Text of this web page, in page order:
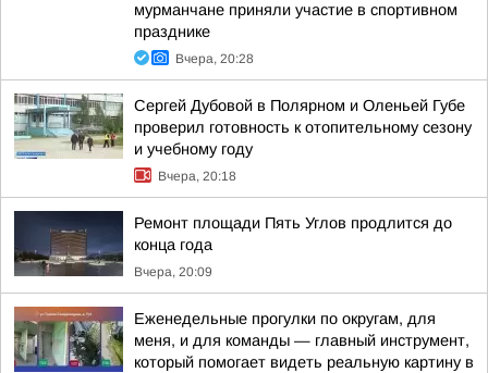
мурманчане приняли участие в спортивном
празднике
Вчера, 20:28
Сергей Дубовой в Полярном и Оленьей Губе
проверил готовность к отопительному сезону
и учебному году
Вчера, 20:18
Ремонт площади Пять Углов продлится до
конца года
Вчера, 20:09
Еженедельные прогулки по округам, для
меня, и для команды — главный инструмент,
который помогает видеть реальную картину в